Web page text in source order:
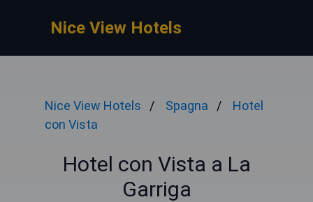
Nice View Hotels
Nice View Hotels Spagna
Hotel
con Vista
Hotel con Vista a La
Garriga